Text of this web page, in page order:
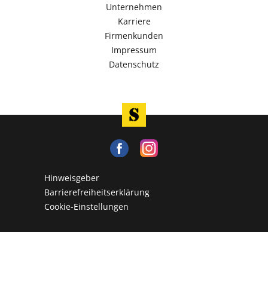
Unternehmen
Karriere
Firmenkunden
Impressum
Datenschutz
Hinweisgeber
Barrierefreiheitserklärung
Cookie-Einstellungen